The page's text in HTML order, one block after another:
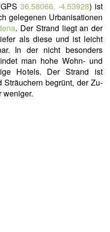
36.58066, -4.53928) ist
gelegenen Urbanisationen
. Der Strand liegt an der
als diese und ist leicht
In der nicht besonders
man hohe Wohn- und
Hotels. Der Strand ist
begrünt, der Zu-
weniger.